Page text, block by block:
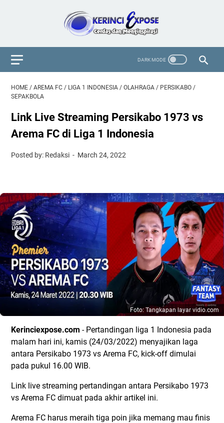
HOME / AREMA FC / LIGA 1 INDONESIA / OLAHRAGA / PERSIKABO /
SEPAKBOLA
Link Live Streaming Persikabo 1973 vs
Arema FC di Liga 1 Indonesia
Posted by: Redaksi March 24, 2022
Foto: Tangkapan layar vidio.com
Kerinciexpose.com - Pertandingan liga 1 Indonesia pada
malam hari ini, kamis (24/03/2022) menyajikan laga
antara Persikabo 1973 vs Arema FC, kick-off dimulai
pada pukul 16.00 WIB.
Link live streaming pertandingan antara Persikabo 1973
vs Arema FC dimuat pada akhir artikel ini.
Arema FC harus meraih tiga poin jika memang mau finis